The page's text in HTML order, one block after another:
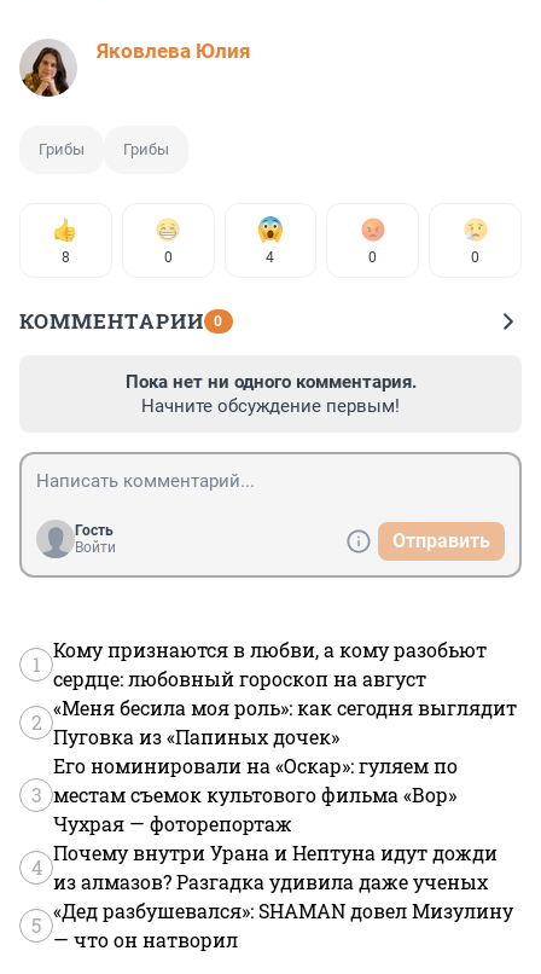
Яковлева Юлия
Грибы Грибы
8 0 4 0 0
КОММЕНТАРИИ 0
Пока нет ни одного комментария.
Начните обсуждение первым!
Гость
Войти
Отправить
1
Кому признаются в любви, а кому разобьют
сердце: любовный гороскоп на август
2
«Меня бесила моя роль»: как сегодня выглядит
Пуговка из «Папиных дочек»
3
Его номинировали на «Оскар»: гуляем по
местам съемок культового фильма «Вор»
Чухрая — фоторепортаж
4
Почему внутри Урана и Нептуна идут дожди
из алмазов? Разгадка удивила даже ученых
5
«Дед разбушевался»: SHAMAN довел Мизулину
— что он натворил